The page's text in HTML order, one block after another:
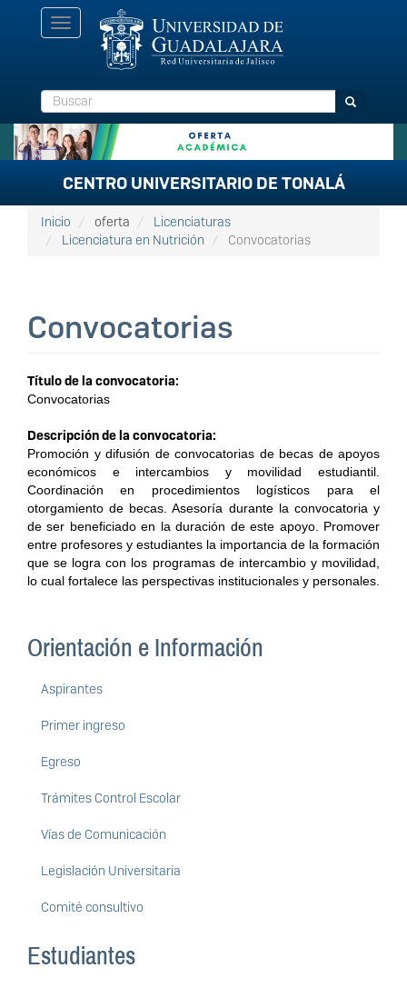
Toggle
navigation
Buscar Buscar
CENTRO UNIVERSITARIO DE TONALÁ
Inicio oferta
Licenciaturas
Licenciatura en Nutrición
Convocatorias
Convocatorias
Título de la convocatoria:
Convocatorias
Descripción de la convocatoria:
Promoción y difusión de convocatorias de becas de apoyos
económicos e intercambios y movilidad estudiantil.
Coordinación en procedimientos logísticos para el
otorgamiento de becas. Asesoría durante la convocatoria y
de ser beneficiado en la duración de este apoyo. Promover
entre profesores y estudiantes la importancia de la formación
que se logra con los programas de intercambio y movilidad,
Orientación e Información
Aspirantes
Primer ingreso
Egreso
Trámites Control Escolar
Vías de Comunicación
Legislación Universitaria
Comité consultivo
Estudiantes